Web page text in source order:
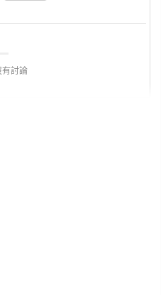
有討論